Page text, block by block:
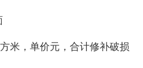
，单价元，合计修补破损